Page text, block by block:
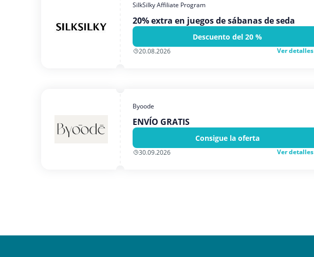
SilkSilky Affiliate Program
20% extra en juegos de sábanas de seda
Descuento del 20 %
20.08.2026 Ver detalles
Byoode
ENVÍO GRATIS
Consigue la oferta
30.09.2026 Ver detalles